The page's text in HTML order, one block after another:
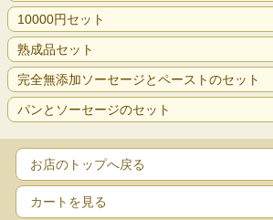
10000円セット
熟成品セット
完全無添加ソーセージとペーストのセット
パンとソーセージのセット
お店のトップへ戻る
カートを見る